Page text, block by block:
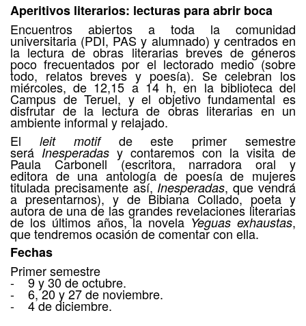
Aperitivos literarios: lecturas para abrir boca
Encuentros abiertos a toda la comunidad
universitaria (PDI, PAS y alumnado) y centrados en
la lectura de obras literarias breves de géneros
poco frecuentados por el lectorado medio (sobre
todo, relatos breves y poesía). Se celebran los
miércoles, de 12,15 a 14 h, en la biblioteca del
Campus de Teruel, y el objetivo fundamental es
disfrutar de la lectura de obras literarias en un
ambiente informal y relajado.
El leit motif de este primer semestre
seráInesperadas y contaremos con la visita de
Paula Carbonell (escritora, narradora oral y
editora de una antología de poesía de mujeres
titulada precisamente así,Inesperadas, que vendrá
a presentarnos), y de Bibiana Collado, poeta y
autora de una de las grandes revelaciones literarias
de los últimos años, la novelaYeguas exhaustas,
que tendremos ocasión de comentar con ella.
Fechas
Primer semestre
- 9 y 30 de octubre.
- 6, 20 y 27 de noviembre.
- 4 de diciembre.